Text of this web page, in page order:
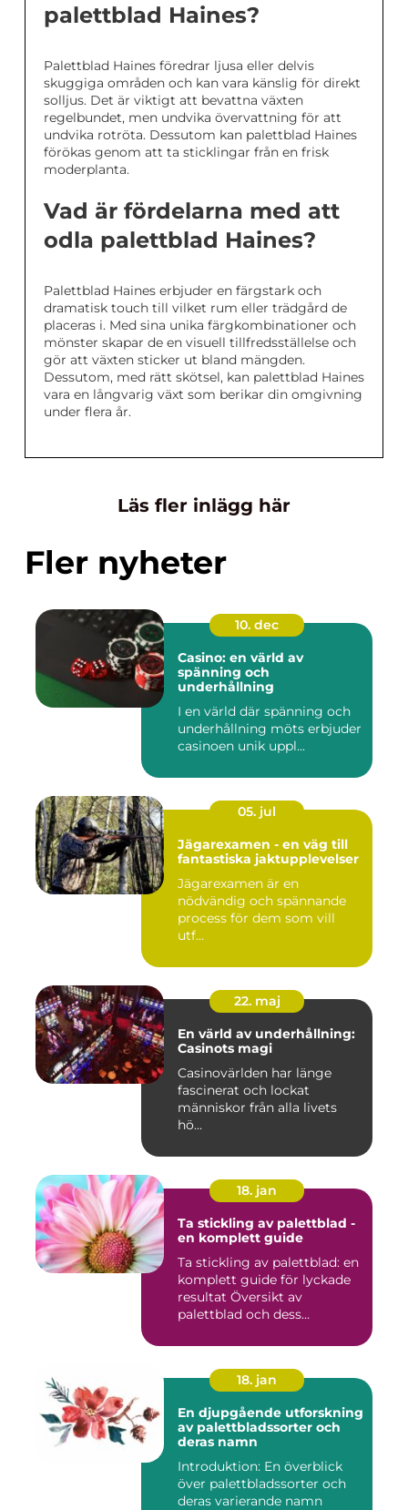
palettblad Haines?
Palettblad Haines föredrar ljusa eller delvis
skuggiga områden och kan vara känslig för direkt
solljus. Det är viktigt att bevattna växten
regelbundet, men undvika övervattning för att
undvika rotröta. Dessutom kan palettblad Haines
förökas genom att ta sticklingar från en frisk
moderplanta.
Vad är fördelarna med att
odla palettblad Haines?
Palettblad Haines erbjuder en färgstark och
dramatisk touch till vilket rum eller trädgård de
placeras i. Med sina unika färgkombinationer och
mönster skapar de en visuell tillfredsställelse och
gör att växten sticker ut bland mängden.
Dessutom, med rätt skötsel, kan palettblad Haines
vara en långvarig växt som berikar din omgivning
under flera år.
Läs fler inlägg här
Fler nyheter
10. dec
Casino: en värld av
spänning och
underhållning
I en värld där spänning och
underhållning möts erbjuder
casinoen unik uppl...
05. jul
Jägarexamen - en väg till
fantastiska jaktupplevelser
Jägarexamen är en
nödvändig och spännande
process för dem som vill
utf...
22. maj
En värld av underhållning:
Casinots magi
Casinovärlden har länge
fascinerat och lockat
människor från alla livets
hö...
18. jan
Ta stickling av palettblad -
en komplett guide
Ta stickling av palettblad: en
komplett guide för lyckade
resultat Översikt av
palettblad och dess...
18. jan
En djupgående utforskning
av palettbladssorter och
deras namn
Introduktion: En överblick
över palettbladssorter och
deras varierande namn